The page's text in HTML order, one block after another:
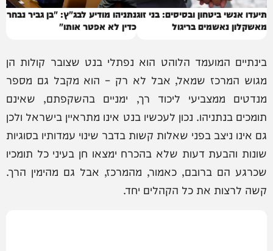
תיעדו אנשי ביטחון ובסיסים: בני זוג
מאשקלון נאשמים בריגול
נתניהו מודיע לבג"ץ: "בן גביר נבחר
כדין לא אפטר אותו"
בינתיים המועמד הלוהט הוא נפתלי בנט שצובר קולות הן
מגוש המרכז שמאל, אבל לא רק – הוא מקבל גם מספר
מנדטים ממצביעי ליכוד רך, ימניים בהשקפתם, שאינם
תומכים בנתניהו. נכון לעכשיו בנט אינו מתראיין בישראל ולכן
גם אינו ניצב בפני שאלות קשות בדבר שינוי עמדותיו בסוגיות
שונות והבעת דעות שלא בהכרח ימצאו חן בעיני כל תומכיו
שכרגע הם ברובם, כאמור, מהמרכז, אבל גם מהימין הרך.
קשה לרצות את כל הקהלים יחד.